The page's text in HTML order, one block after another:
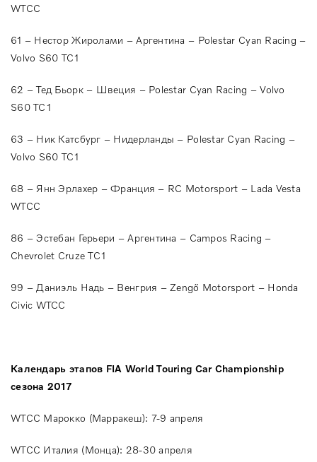
WTCC
61 – Нестор Жиролами – Аргентина – Polestar Cyan Racing –
Volvo S60 TC1
62 – Тед Бьорк – Швеция – Polestar Cyan Racing – Volvo
S60 TC1
63 – Ник Катсбург – Нидерланды – Polestar Cyan Racing –
Volvo S60 TC1
68 – Янн Эрлахер – Франция – RC Motorsport – Lada Vesta
WTCC
86 – Эстебан Герьери – Аргентина – Campos Racing –
Chevrolet Cruze TC1
99 – Даниэль Надь – Венгрия – Zengő Motorsport – Honda
Civic WTCC
Календарь этапов FIA World Touring Car Championship
сезона 2017
WTCC Марокко (Марракеш): 7-9 апреля
WTCC Италия (Монца): 28-30 апреля